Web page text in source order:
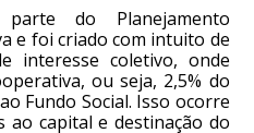
do Planejamento
e foi criado com intuito de
interesse coletivo, onde
ou seja, 2,5% do
Fundo Social. Isso ocorre
capital e destinação do